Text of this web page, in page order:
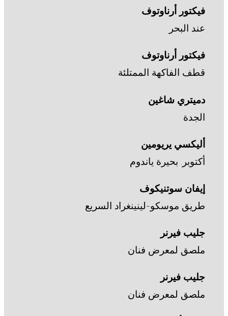
فيكتور أرناوتوف
عند البحر
فيكتور أرناوتوف
قطف الفاكهة الممتلئة
دميتري شاغين
الجدة
أليكسي يريومين
أكتوبر. بحيرة ياندوم
إيفان سوتنيكوف
طريق موسكو-لينينغراد السريع
جليب فيرنر
ملصق لمعرض فنان
جليب فيرنر
ملصق لمعرض فنان